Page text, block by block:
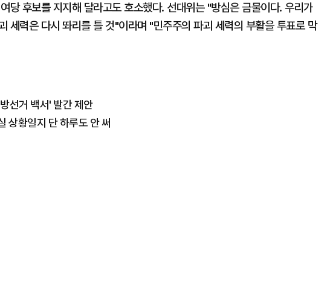
당 후보를 지지해 달라고도 호소했다. 선대위는 "방심은 금물이다. 우리가
세력은 다시 똬리를 틀 것"이라며 "민주주의 파괴 세력의 부활을 투표로 막
선거 백서' 발간 제안
상황일지 단 하루도 안 써